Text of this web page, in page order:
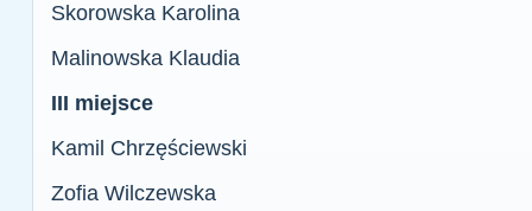
Skorowska Karolina
Malinowska Klaudia
III miejsce
Kamil Chrzęściewski
Zofia Wilczewska